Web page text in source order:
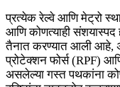
प्रत्येक रेल्वे आणि मेट्रो
आणि कोणत्याही संशयास्पद
तैनात करण्यात आली आहे,
प्रोटेक्शन फोर्स (RPF)
असलेल्या गस्त पथकांना